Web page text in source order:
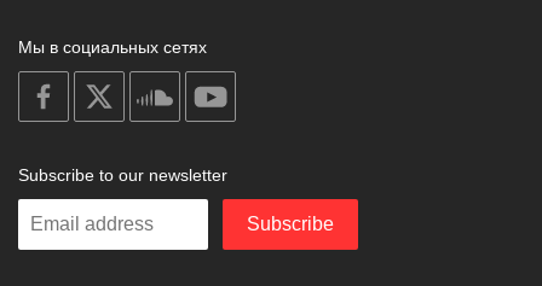
Мы в социальных сетях
on
facebook
soundcloud
Subscribe to our newsletter
Enter
Subscribe